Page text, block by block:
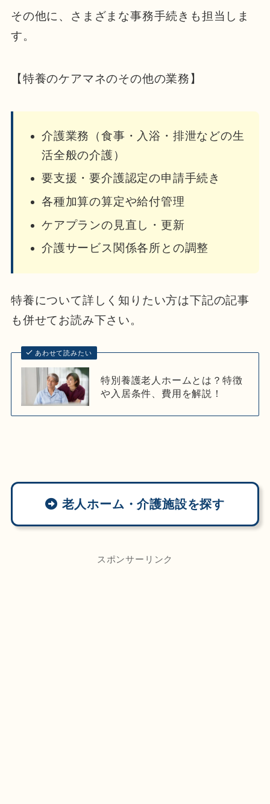
その他に、さまざまな事務手続きも担当しま
す。
【特養のケアマネのその他の業務】
介護業務（食事・入浴・排泄などの生
活全般の介護）
要支援・要介護認定の申請手続き
各種加算の算定や給付管理
ケアプランの見直し・更新
介護サービス関係各所との調整
特養について詳しく知りたい方は下記の記事
も併せてお読み下さい。
あわせて読みたい
特別養護老人ホームとは？特徴
や入居条件、費用を解説！
老人ホーム・介護施設を探す
スポンサーリンク